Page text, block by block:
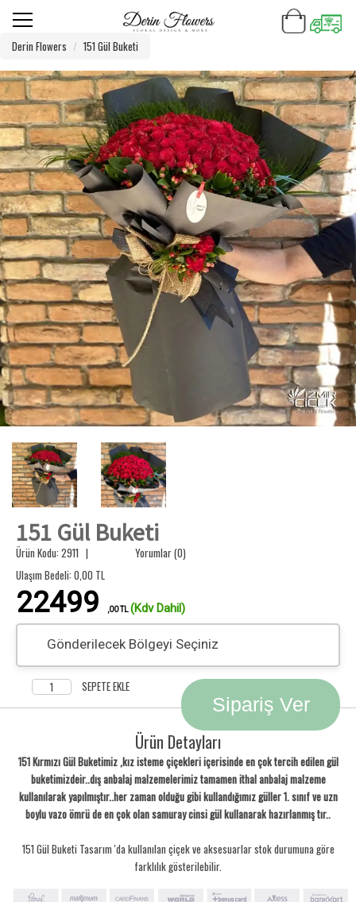
Derin Flowers 151 Gül Buketi
151 Gül Buketi
Ürün Kodu: 2911 |
Yorumlar (0)
Ulaşım Bedeli: 0,00 TL
22499 ,00 TL(Kdv Dahil)
Gönderilecek Bölgeyi Seçiniz
Sipariş Ver
SEPETE EKLE
Ürün Detayları
151 Kırmızı Gül Buketimiz ,kız isteme çiçekleri içerisinde en çok tercih edilen gül
buketimizdeir..dış anbalaj malzemelerimiz tamamen ithal anbalaj malzeme
kullanılarak yapılmıştır..her zaman olduğu gibi kullandığımız güller 1. sınıf ve uzn
boylu vazo ömrü de en çok olan samuray cinsi gül kullanarak hazırlanmış tır..
151 Gül Buketi Tasarım 'da kullanılan çiçek ve aksesuarlar stok durumuna göre
farklılık gösterilebilir.